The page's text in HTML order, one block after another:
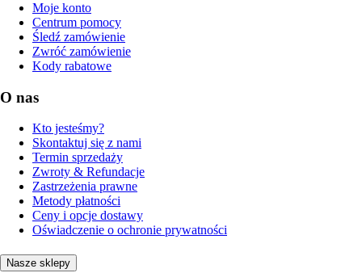
Moje konto
Centrum pomocy
Śledź zamówienie
Zwróć zamówienie
Kody rabatowe
O nas
Kto jesteśmy?
Skontaktuj się z nami
Termin sprzedaży
Zwroty & Refundacje
Zastrzeżenia prawne
Metody płatności
Ceny i opcje dostawy
Oświadczenie o ochronie prywatności
Nasze sklepy